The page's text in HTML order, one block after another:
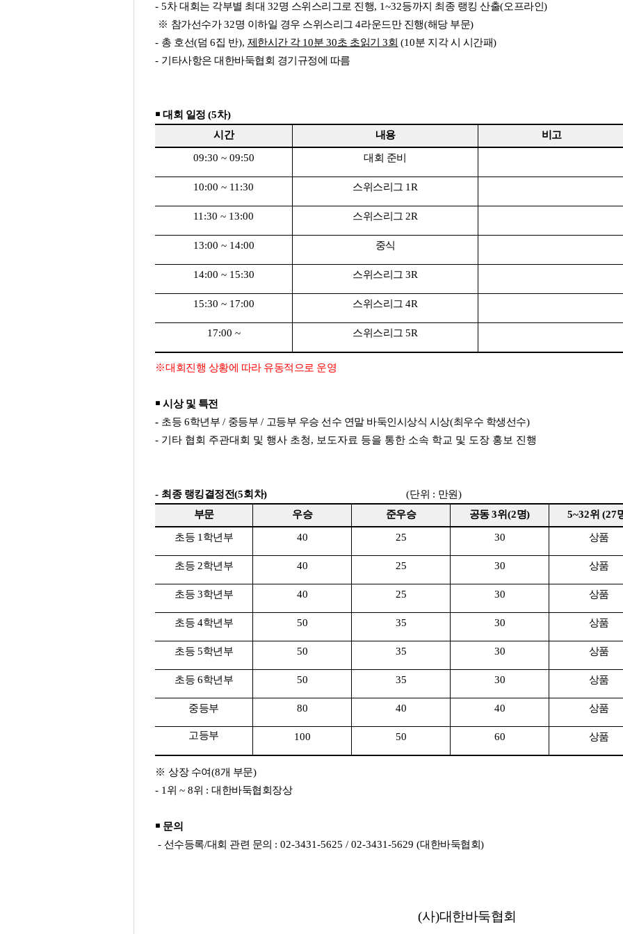
- 5차 대회는 각부별 최대 32명 스위스리그로 진행, 1~32등까지 최종 랭킹 산출(오프라인 )
※ 참가선수가32명 이하일 경우 스위스리그 4라운드만 진행(해당 부문)
- 총 호선(덤 6집 반), 제한시간 각 10분 30초 초읽기 3회 (10분 지각 시 시간패)
- 기타사항은 대한바둑협회 경기규정에 따름
￭ 대회 일정 (5차)
시간
내용 비고
09:30 ~ 09:50 대회 준비
10:00 ~ 11:30 스위스리그 1R
11:30 ~ 13:00 스위스리그 2R
13:00 ~ 14:00 중식
14:00 ~ 15:30 스위스리그 3R
15:30 ~ 17:00 스위스리그 4R
17:00 ~ 스위스리그 5R
※대회진행 상황에 따라 유동적으로 운영
￭ 시상 및 특전
- 초등 6학년부 / 중등부 / 고등부 우승 선수 연말 바둑인시상식 시상(최우수 학생선수)
- 기타 협회 주관대회 및 행사 초청, 보도자료 등을 통한 소속 학교 및 도장 홍보 진행
- 최종 랭킹결정전(5회차) (단위 : 만원)
부문
우승 준우승 공동3위(2명) 5~32위 (27
초등 1 학년부 40 25 30 상품
초등 2학년부 40 25 30 상품
초등 3학년부 40 25 30 상품
초등 4학년부 50 35 30 상품
초등 5학년부 50 35 30 상품
초등 6학년부 50 35 30 상품
중등부 80 40 40 상품
고등부 100 50 60 상품
※ 상장 수여(8개 부문)
- 1 위 ~ 8위 : 대한바둑협회장상
￭ 문의
- 선수등록/대회 관련 문의 : 02-3431-5625 / 02-3431-5629 (대한바둑협회)
(사)대한바둑협회